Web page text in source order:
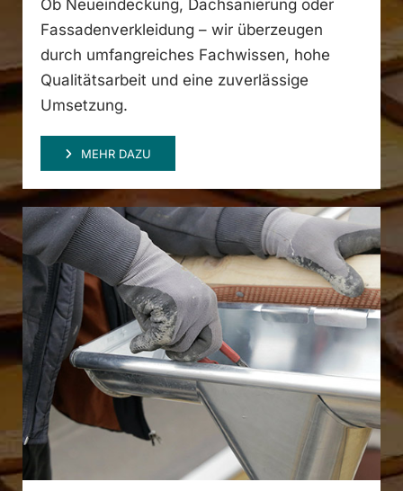
Ob Neueindeckung, Dachsanierung oder
Fassadenverkleidung – wir überzeugen
durch umfangreiches Fachwissen, hohe
Qualitätsarbeit und eine zuverlässige
Umsetzung.
MEHR DAZU